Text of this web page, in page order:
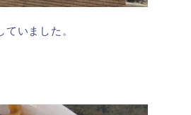
いました。